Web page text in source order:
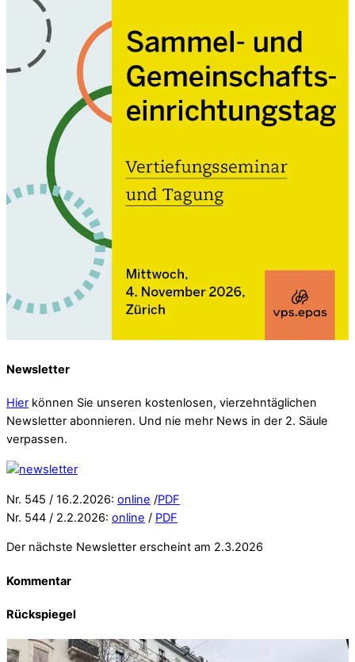
Newsletter
Hier können Sie unseren kostenlosen, vierzehntäglichen
Newsletter abonnieren. Und nie mehr News in der 2. Säule
verpassen.
Nr. 545 / 16.2.2026: online /PDF
Nr. 544 / 2.2.2026: online / PDF
Der nächste Newsletter erscheint am 2.3.2026
Kommentar
Rückspiegel